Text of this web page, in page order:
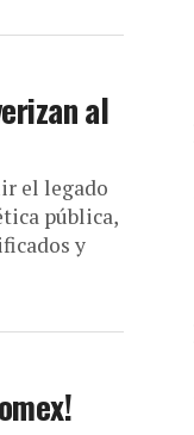
al
el legado
pública,
y